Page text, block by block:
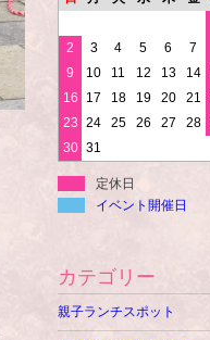
2
3 4 5 6 7
9
10 11 12 13 14
16
17 18 19 20 21
23 24 25 26 27 28
30 31
定休日
イベント開催日
カテゴリー
親子ランチスポット